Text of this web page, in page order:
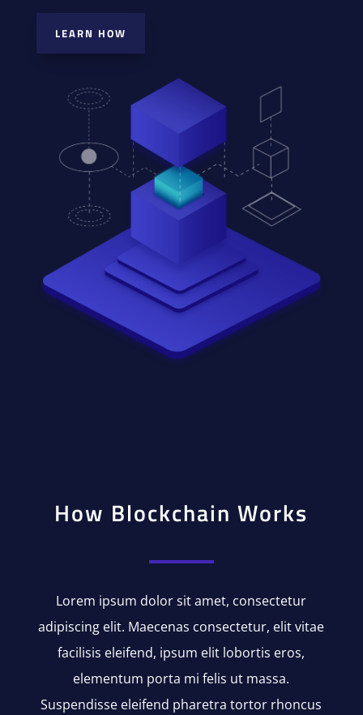
LEARN HOW
How Blockchain Works
Lorem ipsum dolor sit amet, consectetur
adipiscing elit. Maecenas consectetur, elit vitae
facilisis eleifend, ipsum elit lobortis eros,
elementum porta mi felis ut massa.
Suspendisse eleifend pharetra tortor rhoncus